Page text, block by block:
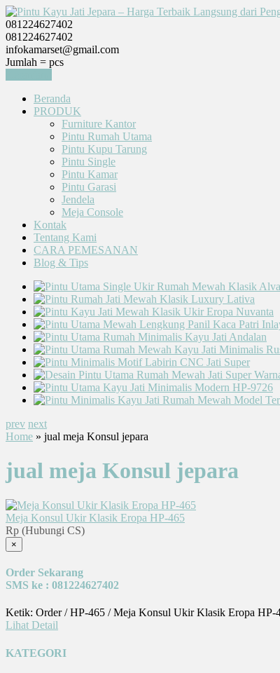
081224627402
081224627402
infokamarset@gmail.com
Jumlah = pcs
Beranda
PRODUK
Furniture Kantor
Pintu Rumah Utama
Pintu Kupu Tarung
Pintu Single
Pintu Kamar
Pintu Garasi
Jendela
Meja Console
Kontak
Tentang Kami
CARA PEMESANAN
Blog & Tips
prev next
Home » jual meja Konsul jepara
jual meja Konsul jepara
Meja Konsul Ukir Klasik Eropa HP-465
Rp (Hubungi CS)
×
Order Sekarang
SMS ke : 081224627402
Ketik: Order / HP-465 / Meja Konsul Ukir Klasik Eropa HP-
Lihat Detail
KATEGORI